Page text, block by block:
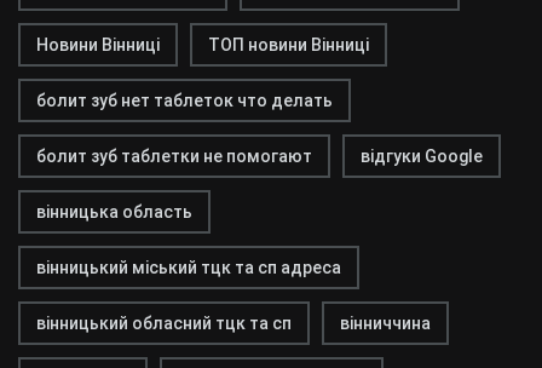
Новини Вінниці ТОП новини Вінниці
болит зуб нет таблеток что делать
болит зуб таблетки не помогают відгуки Google
вінницька область
вінницький міський тцк та сп адреса
вінницький обласний тцк та сп вінниччина